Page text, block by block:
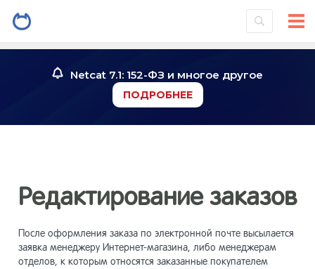
Netcat 7.1: 152-ФЗ и многое другое
ПОДРОБНЕЕ
Редактирование заказов
После оформления заказа по электронной почте высылается
заявка менеджеру Интернет-магазина, либо менеджерам
отделов, к которым относятся заказанные покупателем